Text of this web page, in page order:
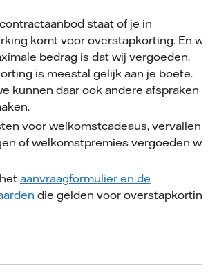
staat of je in
komt voor overstapkorting. En
bedrag is dat wij vergoeden.
is meestal gelijk aan je boete.
kunnen daar ook andere afspraken
voor welkomstcadeaus, vervallen
of welkomstpremies vergoeden we
aanvraagformulier en de
die gelden voor